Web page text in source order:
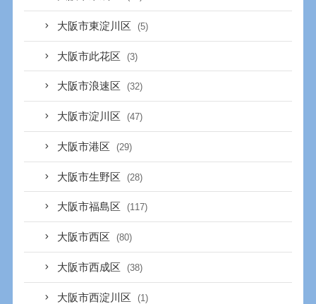
大阪市東淀川区 (5)
大阪市此花区 (3)
大阪市浪速区 (32)
大阪市淀川区 (47)
大阪市港区 (29)
大阪市生野区 (28)
大阪市福島区 (117)
大阪市西区 (80)
大阪市西成区 (38)
大阪市西淀川区 (1)